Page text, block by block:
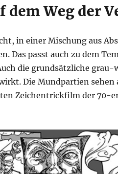
dem Weg der
in einer Mischung aus
Das passt auch zu dem
die grundsätzliche
Die Mundpartien sehen
Zeichentrickfilm der 70-